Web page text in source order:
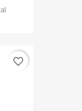
favorite_border